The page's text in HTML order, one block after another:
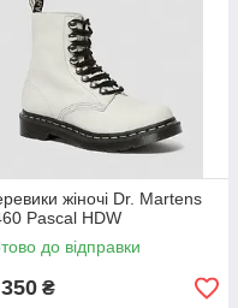
жіночі Dr. Martens
Pascal HDW
до відправки
₴